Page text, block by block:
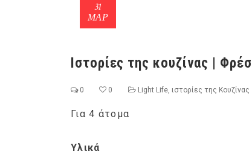
31
ΜΑΡ
Ιστορίες της κουζίνας |
0 0 Light Life, ιστορίες της Κουζίνας
Για 4 άτομα
Υλικά